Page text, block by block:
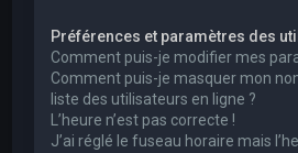
Préférences et paramètres des
Comment puis-je modifier mes
Comment puis-je masquer mon
liste des utilisateurs en ligne ?
L’heure n’est pas correcte !
J’ai réglé le fuseau horaire mais